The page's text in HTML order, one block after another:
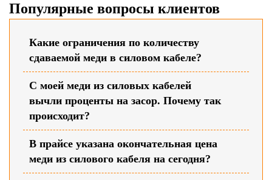
Популярные вопросы клиентов
Какие ограничения по количеству
сдаваемой меди в силовом кабеле?
С моей меди из силовых кабелей
вычли проценты на засор. Почему так
происходит?
В прайсе указана окончательная цена
меди из силового кабеля на сегодня?